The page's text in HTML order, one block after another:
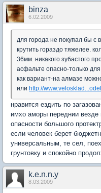
binza
6.02.2009
для города не покупал бы с
крутить гораздо тяжелее.
36мм. никакого зубастого
асфальте опасно-только для
как вариант-на алмазе
или http://
нравится ездить по
имхо аморы переднии везде
опасности большого
если человек берет
универсальным, те сел,
грунтовку и спокойно
k.e.n.n.y
8.03.2009